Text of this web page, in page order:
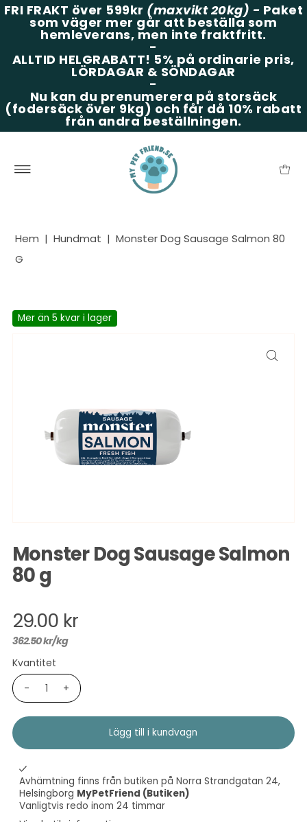
FRI FRAKT över 599kr (maxvikt 20kg) - Paket
som väger mer går att beställa som
hemleverans, men inte fraktfritt.
-
ALLTID HELGRABATT! 5% på ordinarie pris,
LÖRDAGAR & SÖNDAGAR
-
Nu kan du prenumerera på storsäck
(fodersäck över 9kg) och får då 10% rabatt
från andra beställningen.
Hem | Hundmat | Monster Dog Sausage Salmon 80
G
Mer än 5 kvar i lager
Monster Dog Sausage Salmon
80 g
29.00 kr
362.50 kr/kg
Kvantitet
-
+
Avhämtning finns från butiken på Norra Strandgatan 24,
Helsingborg MyPetFriend (Butiken)
Vanligtvis redo inom 24 timmar